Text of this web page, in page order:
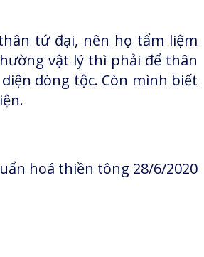
tứ đại, nên họ tẩm liệm
vật lý thì phải để thân
dòng tộc. Còn mình biết
hoá thiền tông 28/6/2020